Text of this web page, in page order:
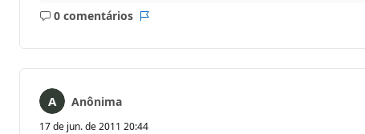
0 comentários
Sem
Anônima
17 de jun. de 2011 20:44